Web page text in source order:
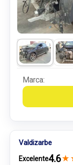
Marca:
Valdizarbe
Excelente4.6★